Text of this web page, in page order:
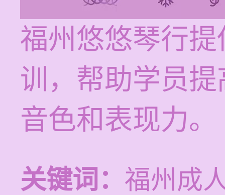
福州悠悠琴行
训，帮助学员
音色和表现力。
关键词： 福州成